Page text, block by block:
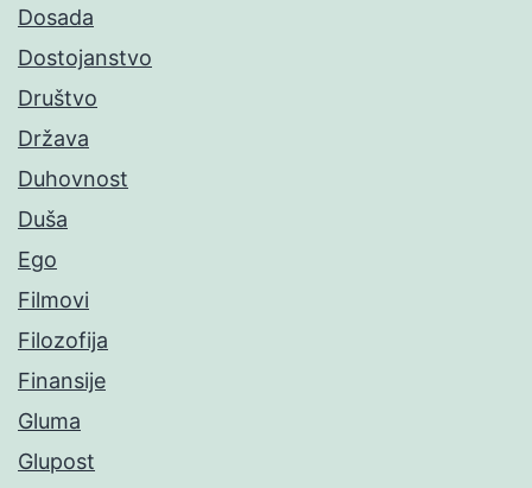
Dosada
Dostojanstvo
Društvo
Država
Duhovnost
Duša
Ego
Filmovi
Filozofija
Finansije
Gluma
Glupost